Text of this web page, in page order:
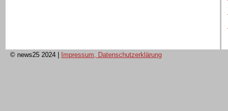
© news25 2024 Impressum, Datenschutzerklärung